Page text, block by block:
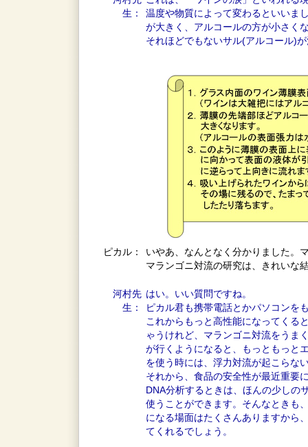
生：
温度や物質によって変わるといいま
が大きく、アルコールの方が小さく
それほどでもないサル(アルコール)
ピカル：
いやあ、なんとなく分かりました。
マランゴニ対流の研究は、きれいな
河村先
生：
はい。いい質問ですね。
ピカル君も携帯電話とかパソコンを
これからもっと高性能になってくる
ゃうけれど、マランゴニ対流をうま
が行くようになると、もっともっと
を使う時には、浮力対流が起こらな
それから、食品の安全性が最近重要
DNA分析するときは、ほんの少しの
使うことができます。そんなときも
になる場面はたくさんありますから
てくれるでしょう。